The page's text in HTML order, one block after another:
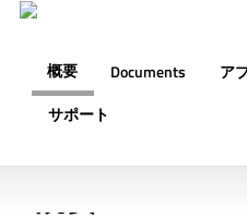
概要 Documents ア
サポート